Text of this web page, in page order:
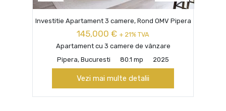
Investitie Apartament 3 camere, Rond OMV Pipera
145,000 € + 21% TVA
Apartament cu 3 camere de vânzare
Pipera, Bucuresti
80.1 mp 2025
Vezi mai multe detalii